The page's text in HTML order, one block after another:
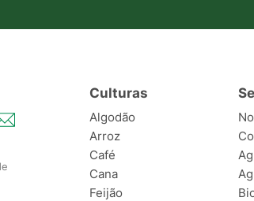
Culturas
Algodão
Arroz
Café
Cana
Feijão